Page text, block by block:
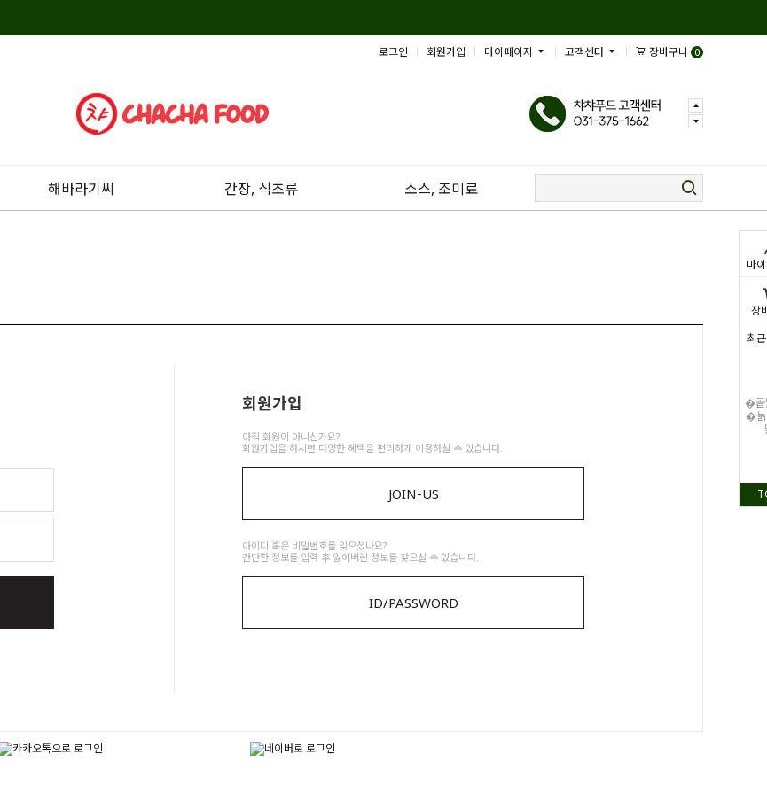
마
장
최
�
�
로그인 회원가입 마이페이지 고객센터 장바구니 0
해바라기씨 간장, 식초류 소스, 조미료
회원가입
아직 회원이 아니신가요?
회원가입을 하시면 다양한 혜택을 편리하게 이용하실 수 있습니다.
JOIN-US
아이디 혹은 비밀번호를 잊으셨나요?
간단한 정보를 입력 후 잃어버린 정보를 찾으실 수 있습니다.
ID/PASSWORD